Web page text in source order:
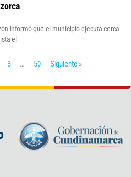
informó que el municipio ejecuta cerca
el
3 … 50 Siguiente »